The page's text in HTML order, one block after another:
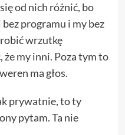
od nich różnić, bo
programu i my bez
wrzutkę
że my inni. Poza tym to
ma głos.
prywatnie, to ty
pytam. Ta nie